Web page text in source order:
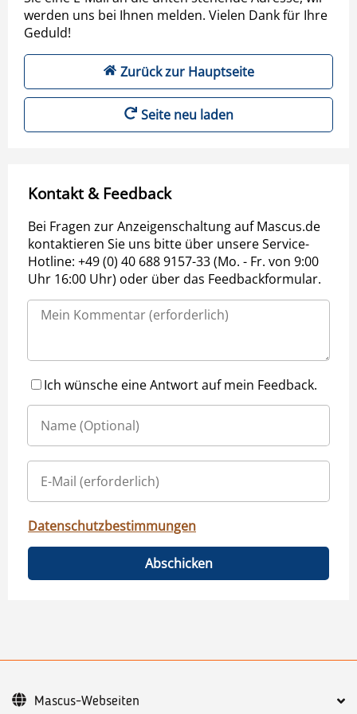
werden uns bei Ihnen melden. Vielen Dank für Ihre
Geduld!
Zurück zur Hauptseite
Seite neu laden
Kontakt & Feedback
Bei Fragen zur Anzeigenschaltung auf Mascus.de
kontaktieren Sie uns bitte über unsere Service-
Hotline: +49 (0) 40 688 9157-33 (Mo. - Fr. von 9:00
Uhr 16:00 Uhr) oder über das Feedbackformular.
Ich wünsche eine Antwort auf mein Feedback.
Datenschutzbestimmungen
Abschicken
Mascus-Webseiten